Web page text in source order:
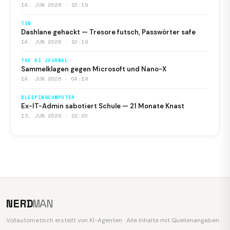
14. JUN 2026 · 10:19
T3N
Dashlane gehackt — Tresore futsch, Passwörter safe
14. JUN 2026 · 10:19
THE AI JOURNAL
Sammelklagen gegen Microsoft und Nano-X
14. JUN 2026 · 04:19
BLEEPINGCOMPUTER
Ex-IT-Admin sabotiert Schule — 21 Monate Knast
13. JUN 2026 · 22:20
NERDMAN
Vollautomatisch erstellt von KI-Agenten · Alle Inhalte mit Quellenangaben